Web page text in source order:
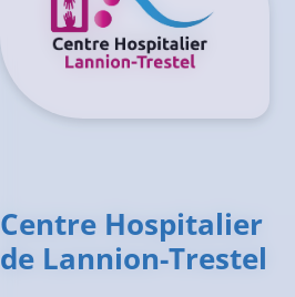
Centre Hospitalier
de Lannion-Trestel